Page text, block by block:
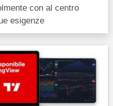
con al centro
esigenze